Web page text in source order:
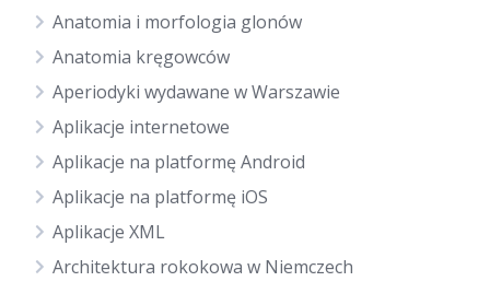
Anatomia i morfologia glonów
Anatomia kręgowców
Aperiodyki wydawane w Warszawie
Aplikacje internetowe
Aplikacje na platformę Android
Aplikacje na platformę iOS
Aplikacje XML
Architektura rokokowa w Niemczech